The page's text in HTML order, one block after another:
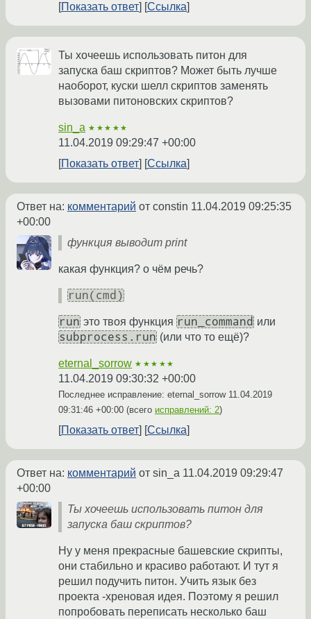
Показать ответ Ссылка
Ты хочеешь использовать питон для
запуска баш скриптов? Может быть лучше
наоборот, куски шелл скриптов заменять
вызовами питоновских скриптов?
sin_a ★★★★★
11.04.2019 09:29:47 +00:00
Показать ответ
Ссылка
Ответ на: комментарий от constin 11.04.2019 09:25:35
+00:00
функция выводит print
какая функция? о чём речь?
run(cmd)
run это твоя функция run_command или
subprocess.run (или что то ещё)?
eternal_sorrow ★★★★★
11.04.2019 09:30:32 +00:00
Последнее исправление: eternal_sorrow 11.04.2019
09:31:46 +00:00 (всего исправлений: 2)
Показать ответ Ссылка
Ответ на: комментарий от sin_a 11.04.2019 09:29:47
+00:00
Ты хочеешь использовать питон для
запуска баш скриптов?
Ну у меня прекрасные башевские скрипты,
они стабильно и красиво работают. И тут я
решил подучить питон. Учить язык без
проекта -хреновая идея. Поэтому я решил
попробовать переписать несколько баш